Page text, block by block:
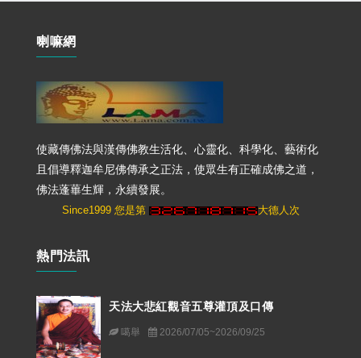
喇嘛網
使藏傳佛法與漢傳佛教生活化、心靈化、科學化、藝術化
且倡導釋迦牟尼佛傳承之正法，使眾生有正確成佛之道，
佛法蓬蓽生輝，永續發展。
Since1999 您是第 大德人次
熱門法訊
天法大悲紅觀音五尊灌頂及口傳
噶舉 2026/07/05~2026/09/25